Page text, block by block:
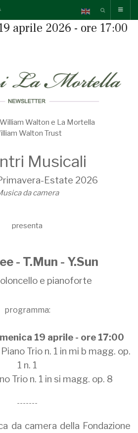
aprile 2026 - ore 17:00
Walton e La Mortella
Walton Trust
Musicali
Estate 2026
da camera
presenta
- T.Mun - Y.Sun
e pianoforte
programma:
19 aprile - ore 17:00
Trio n. 1 in mi b magg. op.
1 n. 1
Trio n. 1 in si magg. op. 8
-------
da camera della Fondazione